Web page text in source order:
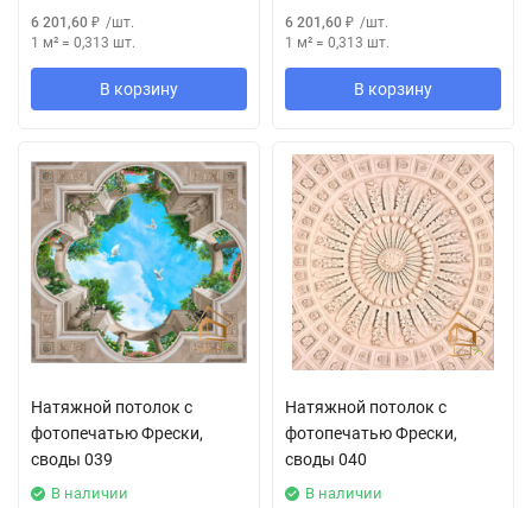
6 201,60 ₽ /шт.
1 м² = 0,313 шт.
В корзину
6 201,60 ₽ /шт.
1 м² = 0,313 шт.
В корзину
Натяжной потолок с
фотопечатью Фрески,
своды 039
В наличии
Натяжной потолок с
фотопечатью Фрески,
своды 040
В наличии